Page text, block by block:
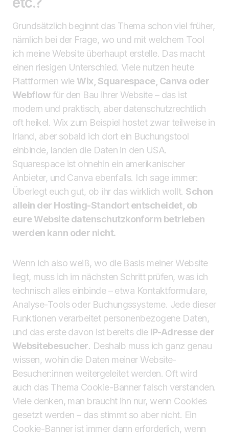
Grundsätzlich beginnt das Thema schon viel früher,
nämlich bei der Frage, wo und mit welchem Tool
ich meine Website überhaupt erstelle. Das macht
einen riesigen Unterschied. Viele nutzen heute
Plattformen wie Wix, Squarespace, Canva oder
Webflowfür den Bau ihrer Website – das ist
modern und praktisch, aber datenschutzrechtlich
oft heikel. Wix zum Beispiel hostet zwar teilweise in
Irland, aber sobald ich dort ein Buchungstool
einbinde, landen die Daten in den USA.
Squarespace ist ohnehin ein amerikanischer
Anbieter, und Canva ebenfalls. Ich sage immer:
Überlegt euch gut, ob ihr das wirklich wollt. Schon
allein der Hosting-Standort entscheidet, ob
eure Website datenschutzkonform betrieben
werden kann oder nicht.
Wenn ich also weiß, wo die Basis meiner Website
liegt, muss ich im nächsten Schritt prüfen, was ich
technisch alles einbinde – etwa Kontaktformulare,
Analyse-Tools oder Buchungssysteme. Jede dieser
Funktionen verarbeitet personenbezogene Daten,
und das erste davon ist bereits die IP-Adresse der
Websitebesucher. Deshalb muss ich ganz genau
wissen, wohin die Daten meiner Website-
Besucher:innen weitergeleitet werden. Oft wird
auch das Thema Cookie-Banner falsch verstanden.
Viele denken, man braucht ihn nur, wenn Cookies
gesetzt werden – das stimmt so aber nicht. Ein
Cookie-Banner ist immer dann erforderlich, wenn